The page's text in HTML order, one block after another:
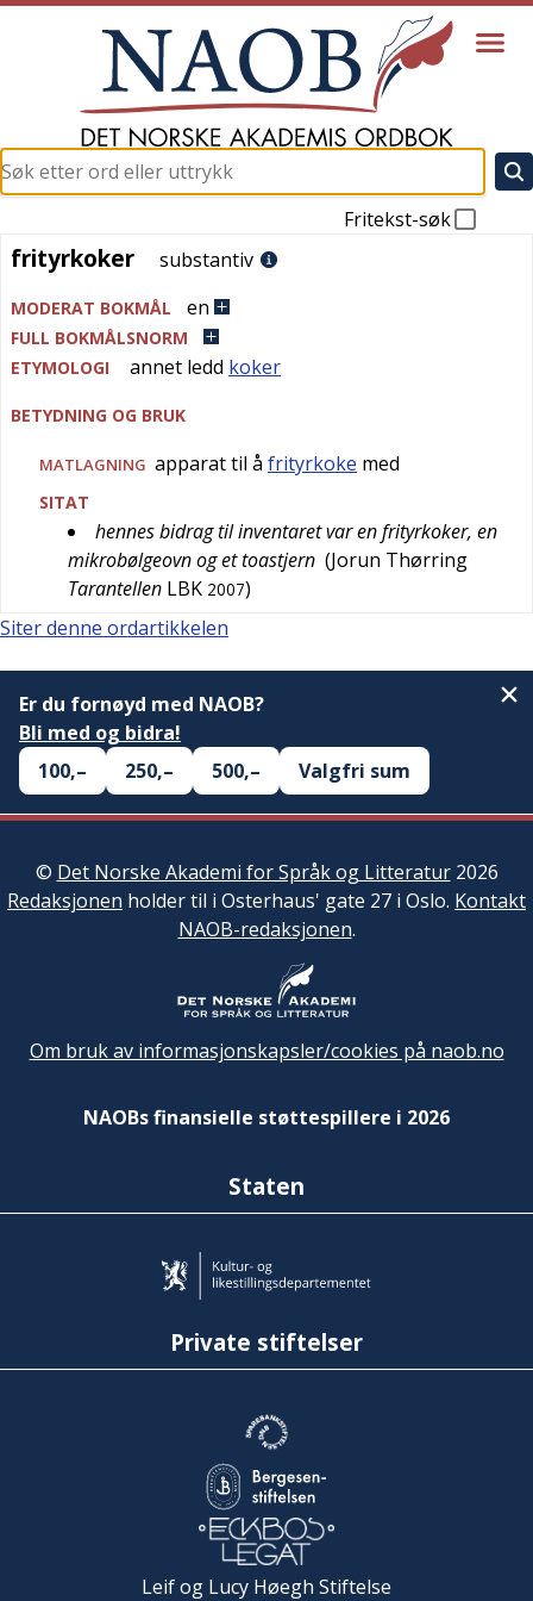
Fritekst-søk
frityrkoker
frityrkoker substantiv
MODERAT BOKMÅL en
FULL BOKMÅLSNORM
ETYMOLOGI
annet ledd koker
BETYDNING OG BRUK
MATLAGNING apparat til å frityrkoke med
SITAT
hennes bidrag til inventaret var en frityrkoker, en
mikrobølgeovn og et toastjern (Jorun Thørring
Tarantellen LBK 2007)
Siter denne ordartikkelen
Er du fornøyd med NAOB?
Bli med og bidra!
100,–
250,– 500,– Valgfri sum
© Det Norske Akademi for Språk og Litteratur2026
Redaksjonen holder til i Osterhaus' gate 27 i Oslo. Kontakt
NAOB-redaksjonen.
Om bruk av informasjonskapsler/cookies på naob.no
NAOBs finansielle støttespillere i 2026
Staten
Private stiftelser
Leif og Lucy Høegh Stiftelse